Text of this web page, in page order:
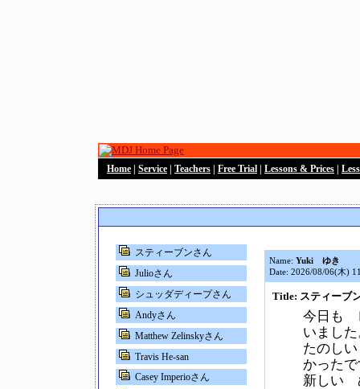
Home Service Teachers Free Trial Lessons & Prices
スティーブンさん
Julioさん
シュッダディープさん
Andyさん
Matthew Zelinskyさん
Travis He-san
Casey Imperioさん
Name: Yuki ゆき
Date: 2026/08/06(木)
Title: スティーブ
今日も
いまし
たのし
かった
新しい